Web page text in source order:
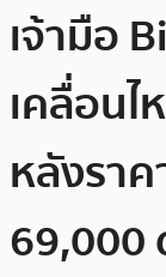
เจ้ามือ
เคลื่อน
หลังรา
69,000